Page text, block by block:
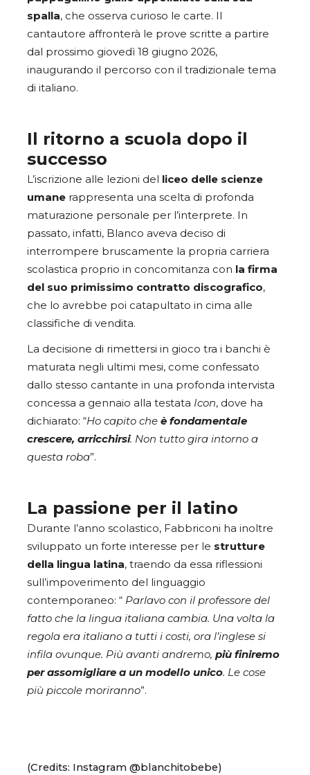
spalla, che osserva curioso le carte. Il
cantautore affronterà le prove scritte a partire
dal prossimo giovedì 18 giugno 2026,
inaugurando il percorso con il tradizionale tema
di italiano.
Il ritorno a scuola dopo il
successo
L’iscrizione alle lezioni del liceo delle scienze
umane rappresenta una scelta di profonda
maturazione personale per l’interprete. In
passato, infatti, Blanco aveva deciso di
interrompere bruscamente la propria carriera
scolastica proprio in concomitanza con la firma
del suo primissimo contratto discografico,
che lo avrebbe poi catapultato in cima alle
classifiche di vendita.
La decisione di rimettersi in gioco tra i banchi è
maturata negli ultimi mesi, come confessato
dallo stesso cantante in una profonda intervista
concessa a gennaio alla testata Icon, dove ha
dichiarato: “Ho capito che è fondamentale
crescere, arricchirsi. Non tutto gira intorno a
questa roba”.
La passione per il latino
Durante l’anno scolastico, Fabbriconi ha inoltre
sviluppato un forte interesse per le strutture
della lingua latina, traendo da essa riflessioni
sull’impoverimento del linguaggio
contemporaneo: “ Parlavo con il professore del
fatto che la lingua italiana cambia. Una volta la
regola era italiano a tutti i costi, ora l’inglese si
infila ovunque. Più avanti andremo, più finiremo
per assomigliare a un modello unico. Le cose
più piccole moriranno”.
(Credits: Instagram @blanchitobebe)